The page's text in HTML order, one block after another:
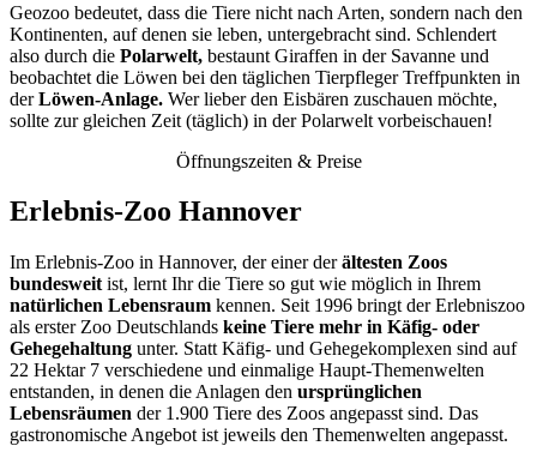
Geozoo bedeutet, dass die Tiere nicht nach Arten, sondern nach den
Kontinenten, auf denen sie leben, untergebracht sind. Schlendert
also durch die Polarwelt, bestaunt Giraffen in der Savanne und
beobachtet die Löwen bei den täglichen Tierpfleger Treffpunkten in
derLöwen-Anlage. Wer lieber den Eisbären zuschauen möchte,
sollte zur gleichen Zeit (täglich) in der Polarwelt vorbeischauen!
Öffnungszeiten & Preise
Erlebnis-Zoo Hannover
Im Erlebnis-Zoo in Hannover, der einer derältesten Zoos
bundesweit ist, lernt Ihr die Tiere so gut wie möglich in Ihrem
natürlichen Lebensraum kennen. Seit 1996 bringt der Erlebniszoo
als erster Zoo Deutschlands keine Tiere mehr in Käfig- oder
Gehegehaltung unter. Statt Käfig- und Gehegekomplexen sind auf
22 Hektar 7 verschiedene und einmalige Haupt-Themenwelten
entstanden, in denen die Anlagen den ursprünglichen
Lebensräumen der 1.900 Tiere des Zoos angepasst sind. Das
gastronomische Angebot ist jeweils den Themenwelten angepasst.